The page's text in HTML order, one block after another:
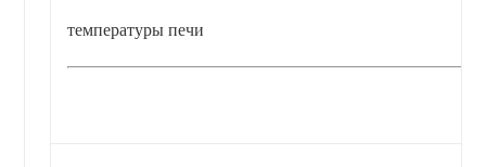
температуры печи